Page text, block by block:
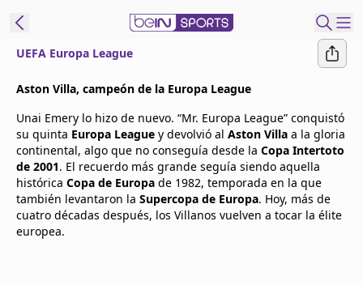
Language
EN ES
Edition
United States
beIN XTRA
UEFA Europa League
Aston Villa, campeón de la Europa League
Unai Emery lo hizo de nuevo. “Mr. Europa League” conquistó
su quinta Europa League y devolvió al Aston Villa a la gloria
continental, algo que no conseguía desde la Copa Intertoto
de 2001. El recuerdo más grande seguía siendo aquella
histórica Copa de Europa de 1982, temporada en la que
también levantaron la Supercopa de Europa. Hoy, más de
cuatro décadas después, los Villanos vuelven a tocar la élite
europea.